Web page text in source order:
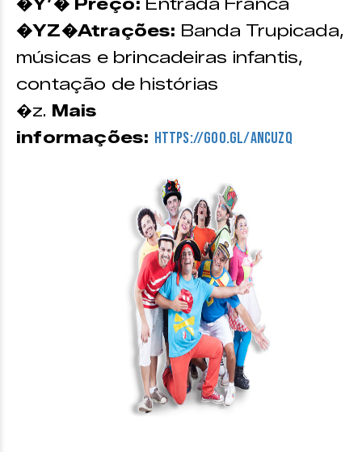
�Y’� Preço: Entrada Franca
�YZ�Atrações: Banda Trupicada,
músicas e brincadeiras infantis,
contação de histórias
�z. Mais
informações: https://goo.gl/AncuZQ